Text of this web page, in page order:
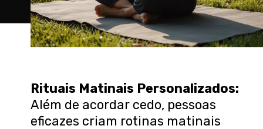
Rituais Matinais Personalizados:
Além de acordar cedo, pessoas
eficazes criam rotinas matinais